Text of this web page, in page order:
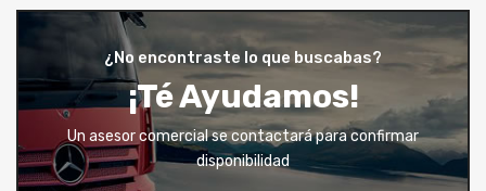
¿No encontraste lo que buscabas?
¡Té Ayudamos!
Un asesor comercial se contactará para confirmar
disponibilidad